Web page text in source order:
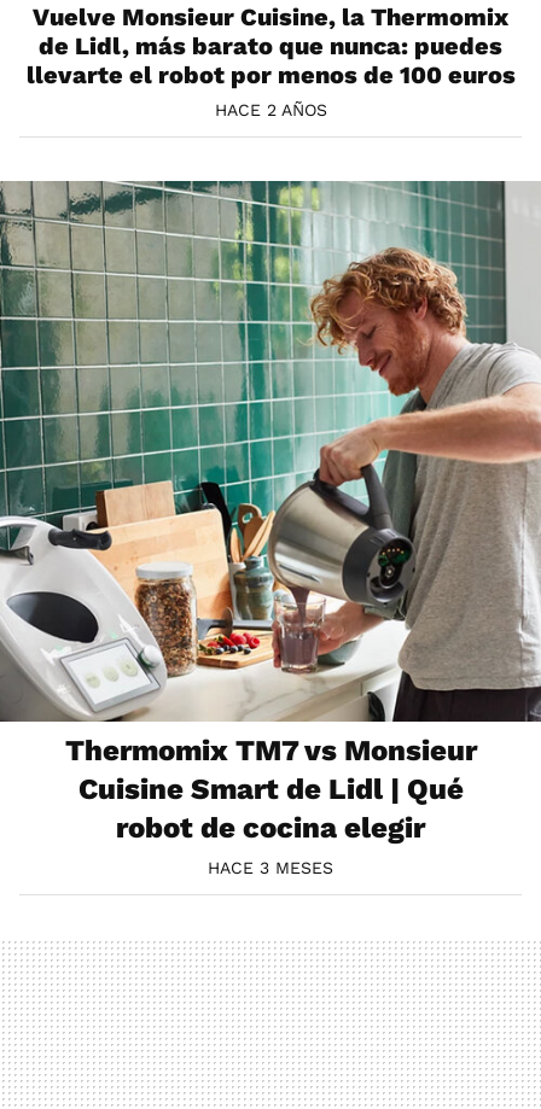
Vuelve Monsieur Cuisine, la Thermomix
de Lidl, más barato que nunca: puedes
llevarte el robot por menos de 100 euros
HACE 2 AÑOS
Thermomix TM7 vs Monsieur
Cuisine Smart de Lidl | Qué
robot de cocina elegir
HACE 3 MESES